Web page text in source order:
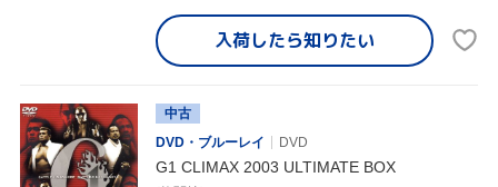
入荷したら知りたい
中古
DVD・ブルーレイ
DVD
G1 CLIMAX 2003 ULTIMATE BOX